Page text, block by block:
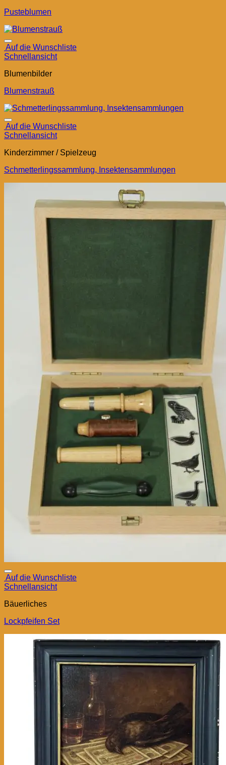
Pusteblumen
Auf die Wunschliste
Schnellansicht
Blumenbilder
Blumenstrauß
Auf die Wunschliste
Schnellansicht
Kinderzimmer / Spielzeug
Schmetterlingssammlung, Insektensammlungen
Auf die Wunschliste
Schnellansicht
Bäuerliches
Lockpfeifen Set